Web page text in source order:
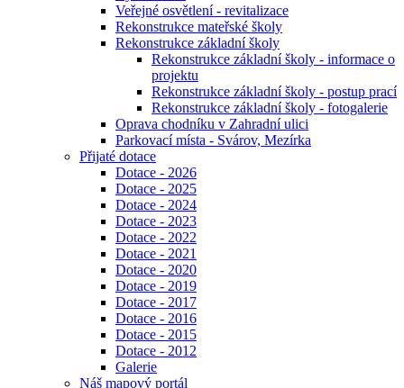
Veřejné osvětlení - revitalizace
Rekonstrukce mateřské školy
Rekonstrukce základní školy
Rekonstrukce základní školy - informace o
projektu
Rekonstrukce základní školy - postup prací
Rekonstrukce základní školy - fotogalerie
Oprava chodníku v Zahradní ulici
Parkovací místa - Svárov, Mezírka
Přijaté dotace
Dotace - 2026
Dotace - 2025
Dotace - 2024
Dotace - 2023
Dotace - 2022
Dotace - 2021
Dotace - 2020
Dotace - 2019
Dotace - 2017
Dotace - 2016
Dotace - 2015
Dotace - 2012
Galerie
Náš mapový portál